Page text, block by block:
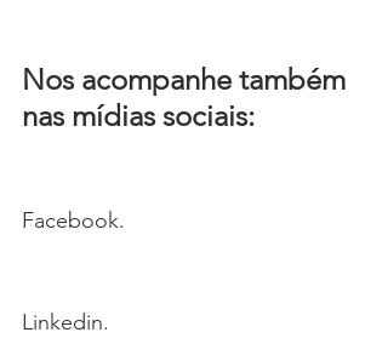
Nos acompanhe também
nas mídias sociais:
Facebook.
Linkedin.